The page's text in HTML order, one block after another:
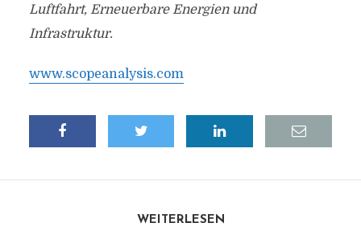
Luftfahrt, Erneuerbare Energien und
Infrastruktur.
www.scopeanalysis.com
WEITERLESEN